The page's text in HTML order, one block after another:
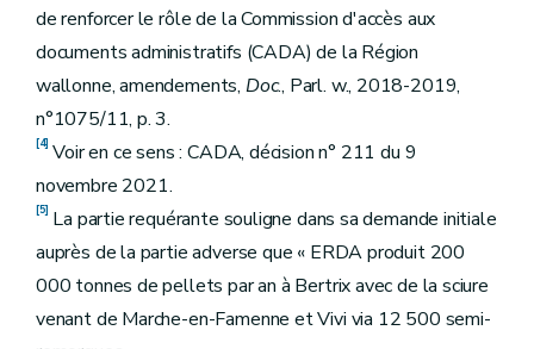
de renforcer le rôle de la Commission d'accès aux
documents administratifs (CADA) de la Région
wallonne, amendements, Doc., Parl. w., 2018-2019,
n°1075/11, p. 3.
[4] Voir en ce sens : CADA, décision n° 211 du 9
novembre 2021.
[5] La partie requérante souligne dans sa demande initiale
auprès de la partie adverse que « ERDA produit 200
000 tonnes de pellets par an à Bertrix avec de la sciure
venant de Marche-en-Famenne et Vivi via 12 500 semi-